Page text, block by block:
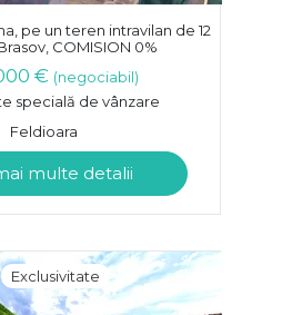
pe un teren intravilan de 12
COMISION 0%
€ (negociabil)
specială de vânzare
Feldioara
multe detalii
Exclusivitate